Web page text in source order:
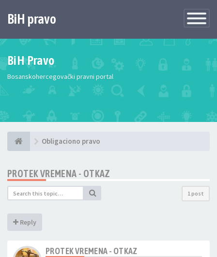
Toggle
BiH pravo
BiH Pravo
Bosanskohercegovački pravni portal
Obligaciono pravo
PROTEK VREMENA - OTKAZ
1 post
Reply
PROTEK VREMENA - OTKAZ